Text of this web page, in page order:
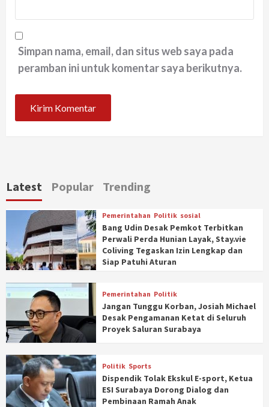
Simpan nama, email, dan situs web saya pada
peramban ini untuk komentar saya berikutnya.
Latest Popular Trending
Pemerintahan Politik sosial
Bang Udin Desak Pemkot Terbitkan
Perwali Perda Hunian Layak, Stay.vie
Coliving Tegaskan Izin Lengkap dan
Siap Patuhi Aturan
Pemerintahan Politik
Jangan Tunggu Korban, Josiah Michael
Desak Pengamanan Ketat di Seluruh
Proyek Saluran Surabaya
Politik Sports
Dispendik Tolak Ekskul E-sport, Ketua
ESI Surabaya Dorong Dialog dan
Pembinaan Ramah Anak